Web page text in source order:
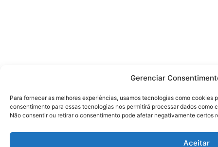
Gerenciar
Para fornecer as melhores experiências, usamos tecnologias como
consentimento para essas tecnologias nos permitirá processar dados
Não consentir ou retirar o consentimento pode afetar negativamente certos
Aceitar